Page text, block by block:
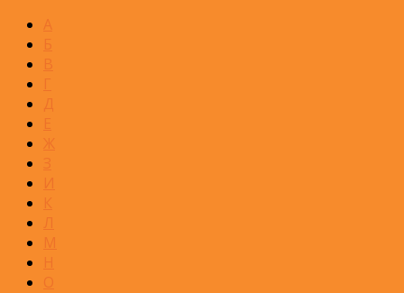
А
Б
В
Г
Д
Е
Ж
З
И
К
Л
М
Н
О